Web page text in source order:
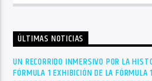
ÚLTIMAS NOTICIAS
UN RECORRIDO INMERSIVO POR LA
FÓRMULA 1 EXHIBICIÓN DE LA FÓRMULA